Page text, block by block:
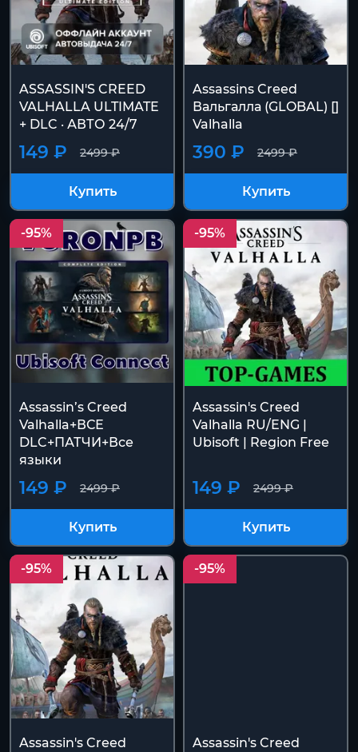
ASSASSIN'S CREED
VALHALLA ULTIMATE
+ DLC · АВТО 24/7
2499 ₽
149 ₽
Купить
Assassins Creed
Вальгалла (GLOBAL) []
Valhalla
2499 ₽
390 ₽
Купить
-95%
Assassin’s Creed
Valhalla+ВСЕ
DLC+ПАТЧИ+Все
языки
2499 ₽
149 ₽
Купить
-95%
Assassin's Creed
Valhalla RU/ENG |
Ubisoft | Region Free
2499 ₽
149 ₽
Купить
-95%
Assassin's Creed
-95%
Assassin's Creed